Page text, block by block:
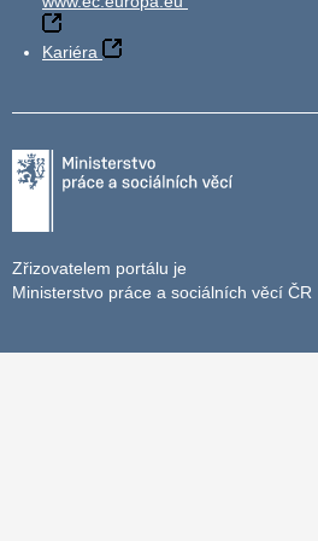
Kariéra
Zřizovatelem portálu je
Ministerstvo práce a sociálních věcí ČR